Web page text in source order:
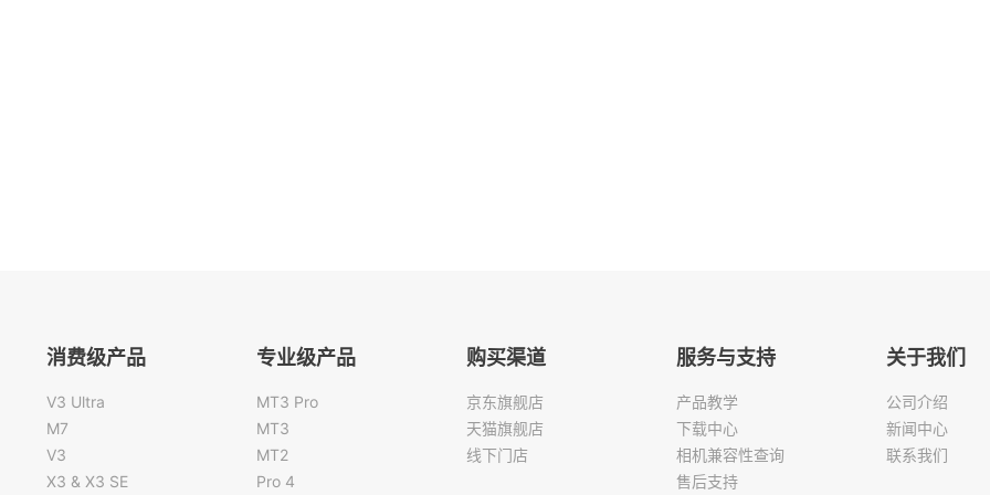
消费级产品
V3 Ultra
M7
V3
X3 & X3 SE
专业级产品
MT3 Pro
MT3
MT2
Pro 4
购买渠道
京东旗舰店
天猫旗舰店
线下门店
服务与支持
产品教学
下载中心
相机兼容性查询
售后支持
关于我们
公司介绍
新闻中心
联系我们